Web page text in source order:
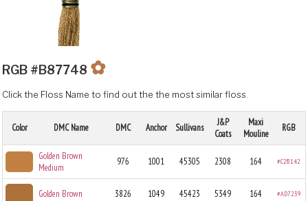
RGB #B87748 ✿
Click the Floss Name to find out the the most similar floss.
Color DMC Name DMC Anchor Sullivans
J&P
Coats
Maxi
Mouline
RGB
Golden Brown
Medium
976 1001 45305 2308 164 #C28142
Golden Brown 3826 1049 45423 5349 164 #AD7239